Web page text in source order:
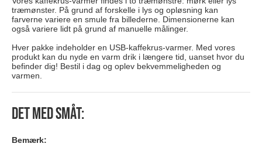
træmønster. På grund af forskelle i lys og opløsning kan
farverne variere en smule fra billederne. Dimensionerne kan
også variere lidt på grund af manuelle målinger.
Hver pakke indeholder en USB-kaffekrus-varmer. Med vores
produkt kan du nyde en varm drik i længere tid, uanset hvor du
befinder dig! Bestil i dag og oplev bekvemmeligheden og
varmen.
Det med småt:
Bemærk: